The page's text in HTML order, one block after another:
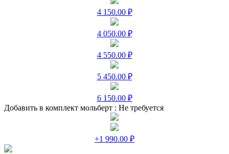
4 150.00 ₽
4 050.00 ₽
4 550.00 ₽
5 450.00 ₽
6 150.00 ₽
Добавить в комплект мольберт : Не требуется
+1 990.00 ₽